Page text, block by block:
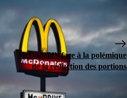
McDonald’s face à la polémique
de la réduction des portions